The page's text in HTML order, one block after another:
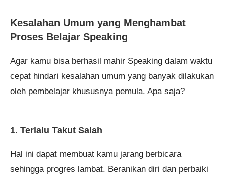
Kesalahan Umum yang Menghambat
Proses Belajar Speaking
Agar kamu bisa berhasil mahir Speaking dalam waktu
cepat hindari kesalahan umum yang banyak dilakukan
oleh pembelajar khususnya pemula. Apa saja?
1. Terlalu Takut Salah
Hal ini dapat membuat kamu jarang berbicara
sehingga progres lambat. Beranikan diri dan perbaiki